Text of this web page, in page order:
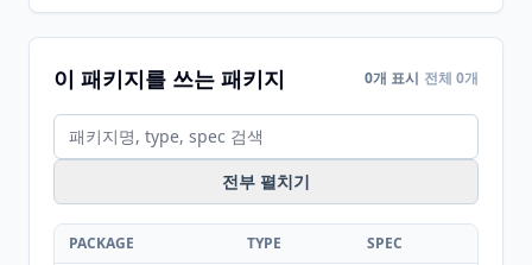
이 패키지를 쓰는 패키지 0개 표시 전체 0개
전부 펼치기
PACKAGE TYPE SPEC